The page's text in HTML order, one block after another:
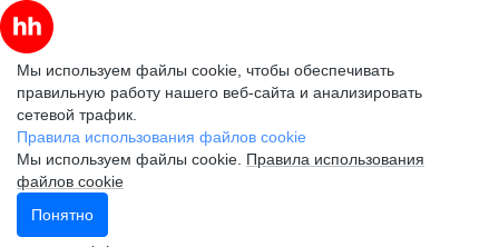
Мы используем файлы cookie, чтобы обеспечивать
правильную работу нашего веб-сайта и анализировать
сетевой трафик.
Правила использования файлов cookie
Мы используем файлы cookie. Правила использования
файлов cookie
Понятно